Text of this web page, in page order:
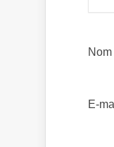
Nom
E-